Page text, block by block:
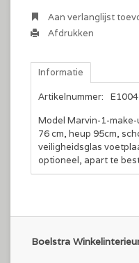
Aan verlanglijst
Afdrukken
Informatie
Artikelnummer:
Model Marvin-1-
76 cm, heup 95cm,
veiligheidsglas
optioneel, apart te
Boelstra